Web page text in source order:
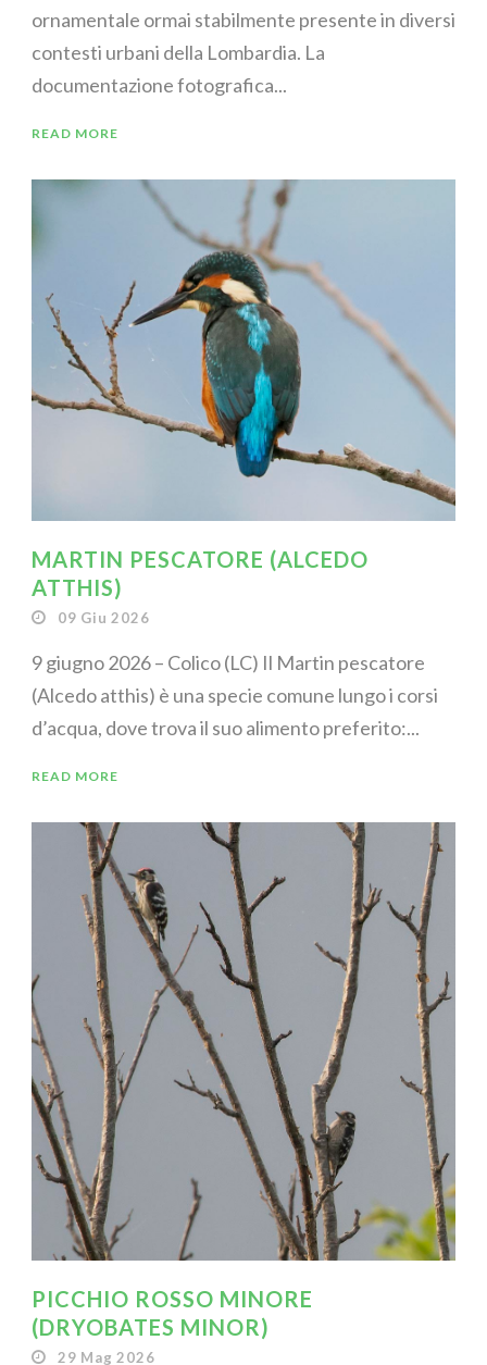
ornamentale ormai stabilmente presente in diversi
contesti urbani della Lombardia. La
documentazione fotografica...
READ MORE
MARTIN PESCATORE (ALCEDO
ATTHIS)
09 Giu 2026
9 giugno 2026 – Colico (LC) Il Martin pescatore
(Alcedo atthis) è una specie comune lungo i corsi
d’acqua, dove trova il suo alimento preferito:...
READ MORE
PICCHIO ROSSO MINORE
(DRYOBATES MINOR)
29 Mag 2026